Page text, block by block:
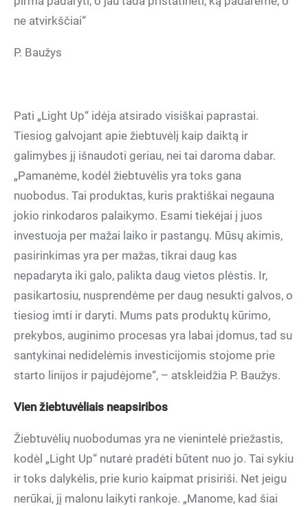
ne atvirkščiai“
P. Baužys
Pati „Light Up“ idėja atsirado visiškai paprastai.
Tiesiog galvojant apie žiebtuvėlį kaip daiktą ir
galimybes jį išnaudoti geriau, nei tai daroma dabar.
„Pamanėme, kodėl žiebtuvėlis yra toks gana
nuobodus. Tai produktas, kuris praktiškai negauna
jokio rinkodaros palaikymo. Esami tiekėjai į juos
investuoja per mažai laiko ir pastangų. Mūsų akimis,
pasirinkimas yra per mažas, tikrai daug kas
nepadaryta iki galo, palikta daug vietos plėstis. Ir,
pasikartosiu, nusprendėme per daug nesukti galvos, o
tiesiog imti ir daryti. Mums pats produktų kūrimo,
prekybos, auginimo procesas yra labai įdomus, tad su
santykinai nedidelėmis investicijomis stojome prie
starto linijos ir pajudėjome“, – atskleidžia P. Baužys.
Vien žiebtuvėliais neapsiribos
Žiebtuvėlių nuobodumas yra ne vienintelė priežastis,
kodėl „Light Up“ nutarė pradėti būtent nuo jo. Tai sykiu
ir toks dalykėlis, prie kurio kaipmat prisiriši. Net jeigu
nerūkai, jį malonu laikyti rankoje. „Manome, kad šiai